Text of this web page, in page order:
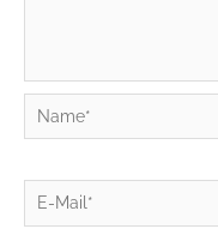
Name*
E-
Mail*